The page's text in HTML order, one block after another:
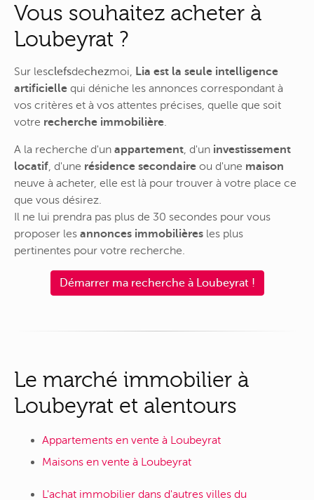
Vous souhaitez acheter à
Loubeyrat ?
Sur lesclefsdechezmoi, Lia est la seule intelligence
artificielle qui déniche les annonces correspondant à
vos critères et à vos attentes précises, quelle que soit
votre recherche immobilière.
A la recherche d'un appartement, d'un investissement
locatif, d'une résidence secondaire ou d'une maison
neuve à acheter, elle est là pour trouver à votre place ce
que vous désirez.
Il ne lui prendra pas plus de 30 secondes pour vous
proposer les annonces immobilières les plus
pertinentes pour votre recherche.
Démarrer ma recherche à Loubeyrat !
Le marché immobilier à
Loubeyrat et alentours
Appartements en vente à Loubeyrat
Maisons en vente à Loubeyrat
L'achat immobilier dans d'autres villes du